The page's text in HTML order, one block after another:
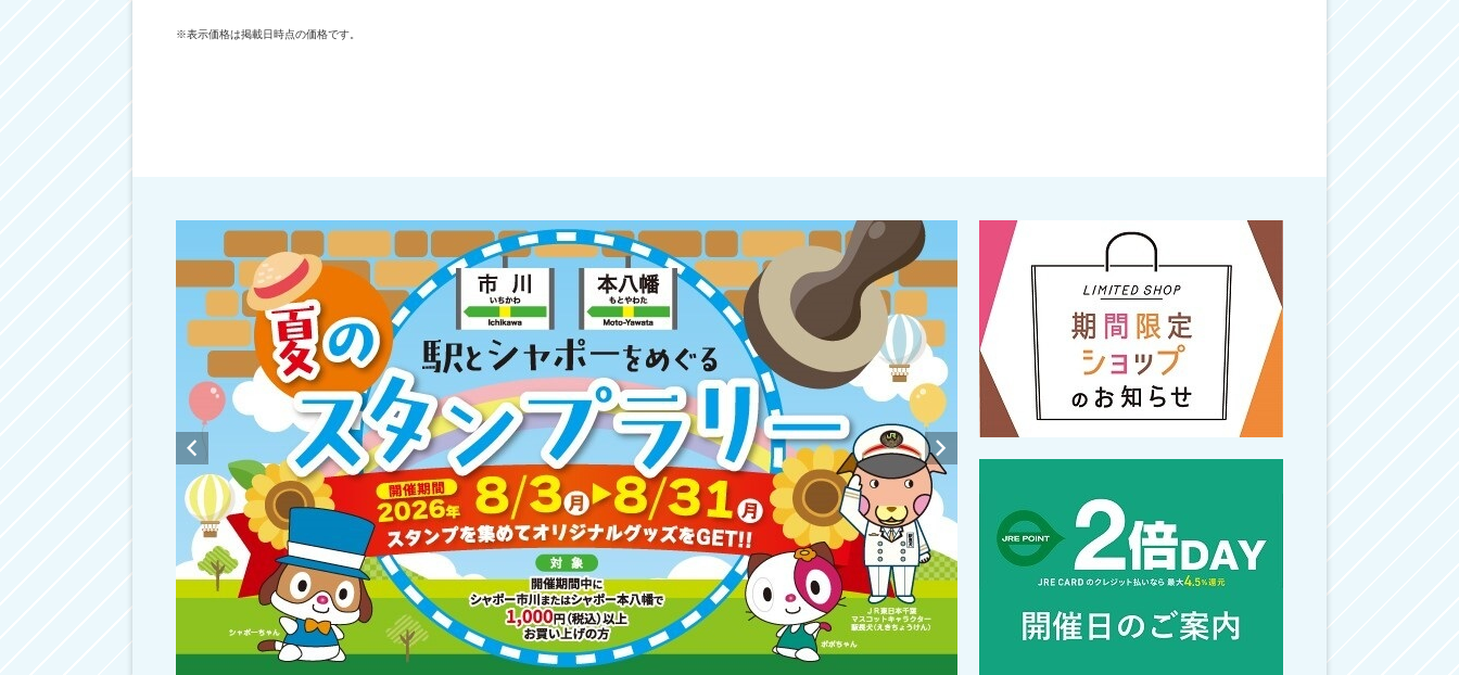
※表示価格は掲載日時点の価格です。